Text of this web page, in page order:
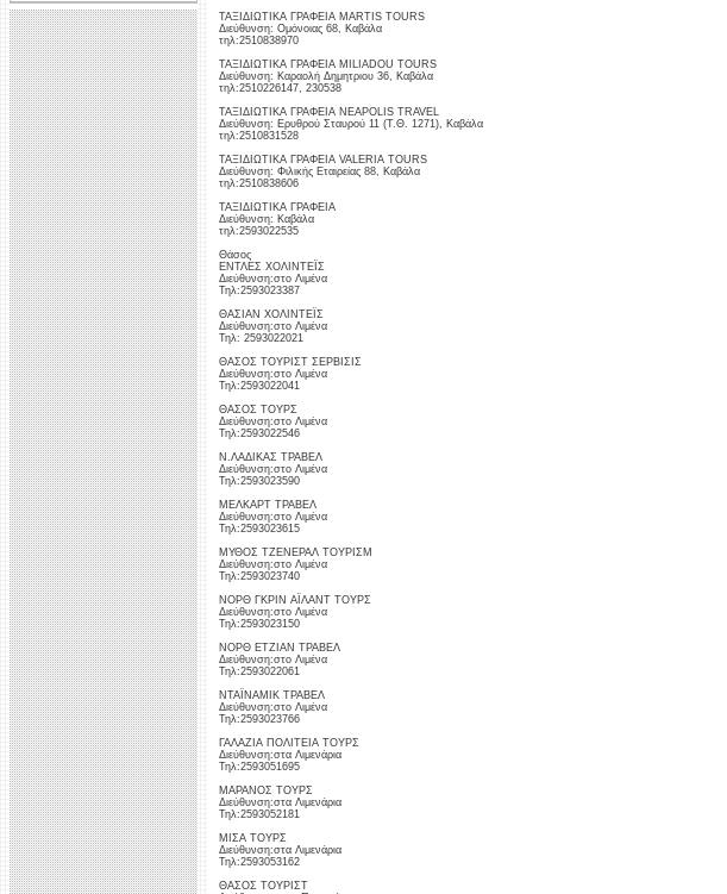
ΤΑΞΙΔΙΩΤΙΚΑ ΓΡΑΦΕΙΑ MARTIS TOURS
Διεύθυνση: Ομόνοιας 68, Καβάλα
τηλ:2510838970
ΤΑΞΙΔΙΩΤΙΚΑ ΓΡΑΦΕΙΑ MILIADOU TOURS
Διεύθυνση: Καραολή Δημητριου 36, Καβάλα
τηλ:2510226147, 230538
ΤΑΞΙΔΙΩΤΙΚΑ ΓΡΑΦΕΙΑ NEAPOLIS TRAVEL
Διεύθυνση: Ερυθρού Σταυρού 11 (Τ.Θ. 1271), Καβάλα
τηλ:2510831528
ΤΑΞΙΔΙΩΤΙΚΑ ΓΡΑΦΕΙΑ VALERIA TOURS
Διεύθυνση: Φιλικής Εταιρείας 88, Καβάλα
τηλ:2510838606
ΤΑΞΙΔΙΩΤΙΚΑ ΓΡΑΦΕΙΑ
Διεύθυνση: Καβάλα
τηλ:2593022535
Θάσος
ΕΝΤΛΕΣ ΧΟΛΙΝΤΕΪΣ
Διεύθυνση:στο Λιμένα
Τηλ:2593023387
ΘΑΣΙΑΝ ΧΟΛΙΝΤΕΪΣ
Διεύθυνση:στο Λιμένα
Τηλ: 2593022021
ΘΑΣΟΣ ΤΟΥΡΙΣΤ ΣΕΡΒΙΣΙΣ
Διεύθυνση:στο Λιμένα
Τηλ:2593022041
ΘΑΣΟΣ ΤΟΥΡΣ
Διεύθυνση:στο Λιμένα
Τηλ:2593022546
Ν.ΛΑΔΙΚΑΣ ΤΡΑΒΕΛ
Διεύθυνση:στο Λιμένα
Τηλ:2593023590
ΜΕΛΚΑΡΤ ΤΡΑΒΕΛ
Διεύθυνση:στο Λιμένα
Τηλ:2593023615
ΜΥΘΟΣ ΤΖΕΝΕΡΑΛ ΤΟΥΡΙΣΜ
Διεύθυνση:στο Λιμένα
Τηλ:2593023740
ΝΟΡΘ ΓΚΡΙΝ ΑΪΛΑΝΤ ΤΟΥΡΣ
Διεύθυνση:στο Λιμένα
Τηλ:2593023150
ΝΟΡΘ ΕΤΖΙΑΝ ΤΡΑΒΕΛ
Διεύθυνση:στο Λιμένα
Τηλ:2593022061
ΝΤΑΪΝΑΜΙΚ ΤΡΑΒΕΛ
Διεύθυνση:στο Λιμένα
Τηλ:2593023766
ΓΑΛΑΖΙΑ ΠΟΛΙΤΕΙΑ ΤΟΥΡΣ
Διεύθυνση:στα Λιμενάρια
Τηλ:2593051695
ΜΑΡΑΝΟΣ ΤΟΥΡΣ
Διεύθυνση:στα Λιμενάρια
Τηλ:2593052181
ΜΙΣΑ ΤΟΥΡΣ
Διεύθυνση:στα Λιμενάρια
Τηλ:2593053162
ΘΑΣΟΣ ΤΟΥΡΙΣΤ